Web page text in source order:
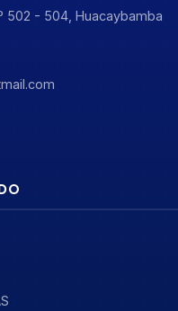
502 - 504, Huacaybamba